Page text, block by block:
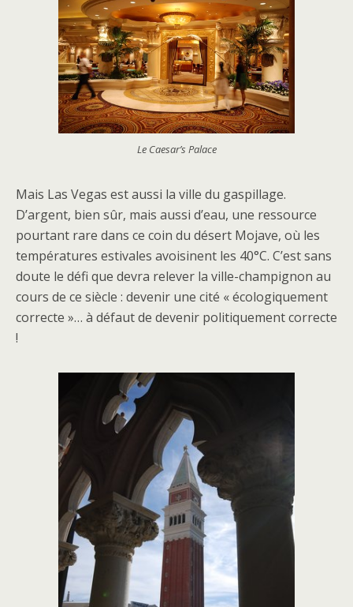
Le Caesar’s Palace
Mais Las Vegas est aussi la ville du gaspillage.
D’argent, bien sûr, mais aussi d’eau, une ressource
pourtant rare dans ce coin du désert Mojave, où les
températures estivales avoisinent les 40°C. C’est sans
doute le défi que devra relever la ville-champignon au
cours de ce siècle : devenir une cité « écologiquement
correcte »… à défaut de devenir politiquement correcte
!